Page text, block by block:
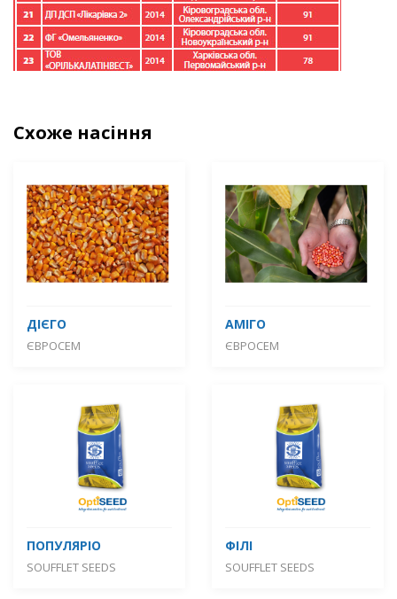
Схоже насіння
ДІЄГО
ЄВРОСЕМ
АМІГО
ЄВРОСЕМ
ПОПУЛЯРІО
SOUFFLET SEEDS
ФІЛІ
SOUFFLET SEEDS